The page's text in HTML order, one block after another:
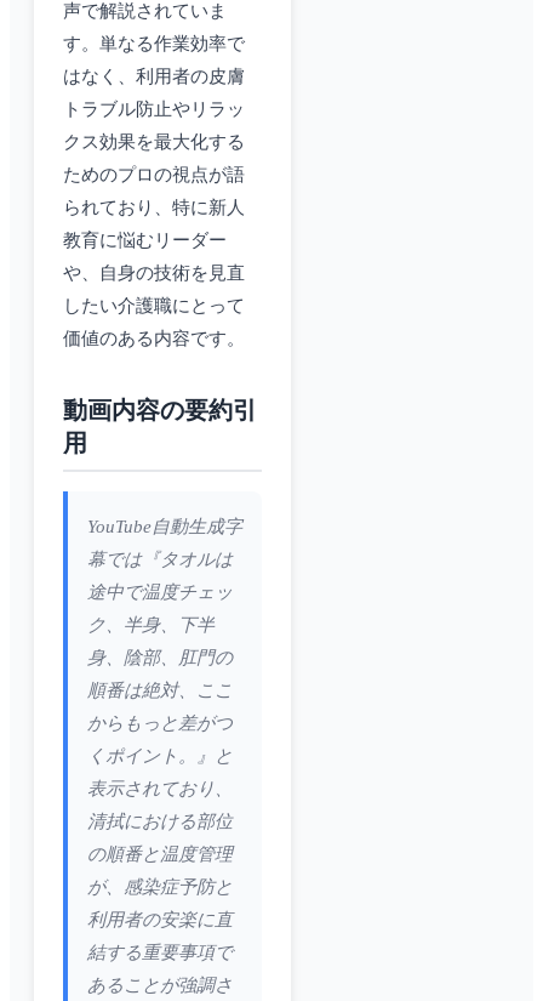
声で解説されていま
す。単なる作業効率で
はなく、利用者の皮膚
トラブル防止やリラッ
クス効果を最大化する
ためのプロの視点が語
られており、特に新人
教育に悩むリーダー
や、自身の技術を見直
したい介護職にとって
価値のある内容です。
動画内容の要約引
用
YouTube自動生成字
幕では『タオルは
途中で温度チェッ
ク、半身、下半
身、陰部、肛門の
順番は絶対、ここ
からもっと差がつ
くポイント。』と
表示されており、
清拭における部位
の順番と温度管理
が、感染症予防と
利用者の安楽に直
結する重要事項で
あることが強調さ